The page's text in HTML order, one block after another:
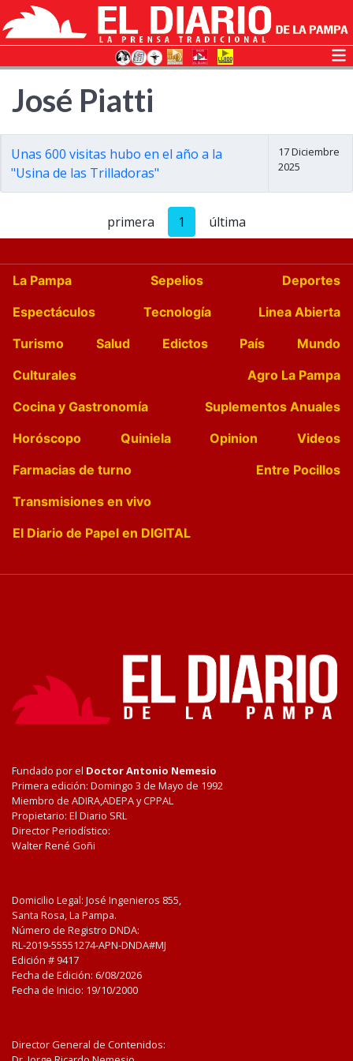
José Piatti
Unas 600 visitas hubo en el año a la
"Usina de las Trilladoras"
17 Diciembre
2025
primera 1 última
La Pampa Sepelios
Deportes
Espectáculos
Tecnología
Linea Abierta
Turismo
Salud Edictos País
Mundo
Culturales
Agro La Pampa
Cocina y Gastronomía
Suplementos Anuales
Horóscopo
Quiniela Opinion
Videos
Farmacias de turno
Entre Pocillos
Transmisiones en vivo
El Diario de Papel en DIGITAL
Fundado por el Doctor Antonio Nemesio
Primera edición: Domingo 3 de Mayo de 1992
Miembro de ADIRA,ADEPA y CPPAL
Propietario: El Diario SRL
Director Periodístico:
Walter René Goñi
Domicilio Legal: José Ingenieros 855,
Santa Rosa, La Pampa.
Número de Registro DNDA:
RL-2019-55551274-APN-DNDA#MJ
Edición # 9417
Fecha de Edición: 6/08/2026
Fecha de Inicio: 19/10/2000
Director General de Contenidos: